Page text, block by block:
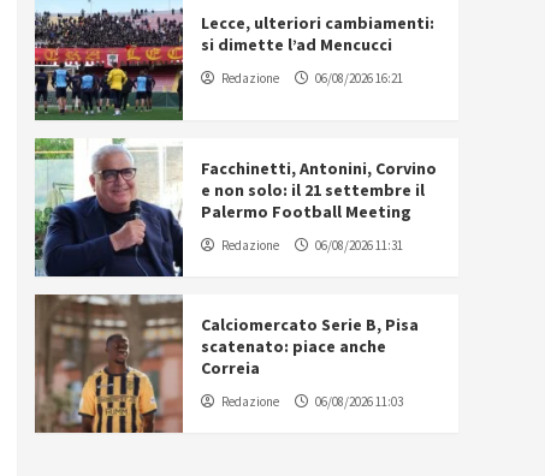
Lecce, ulteriori cambiamenti:
si dimette l’ad Mencucci
Redazione 06/08/2026 16:21
Facchinetti, Antonini, Corvino
e non solo: il 21 settembre il
Palermo Football Meeting
Redazione 06/08/2026 11:31
Calciomercato Serie B, Pisa
scatenato: piace anche
Correia
Redazione 06/08/2026 11:03